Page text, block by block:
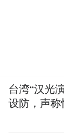
台湾“汉光
设防，声